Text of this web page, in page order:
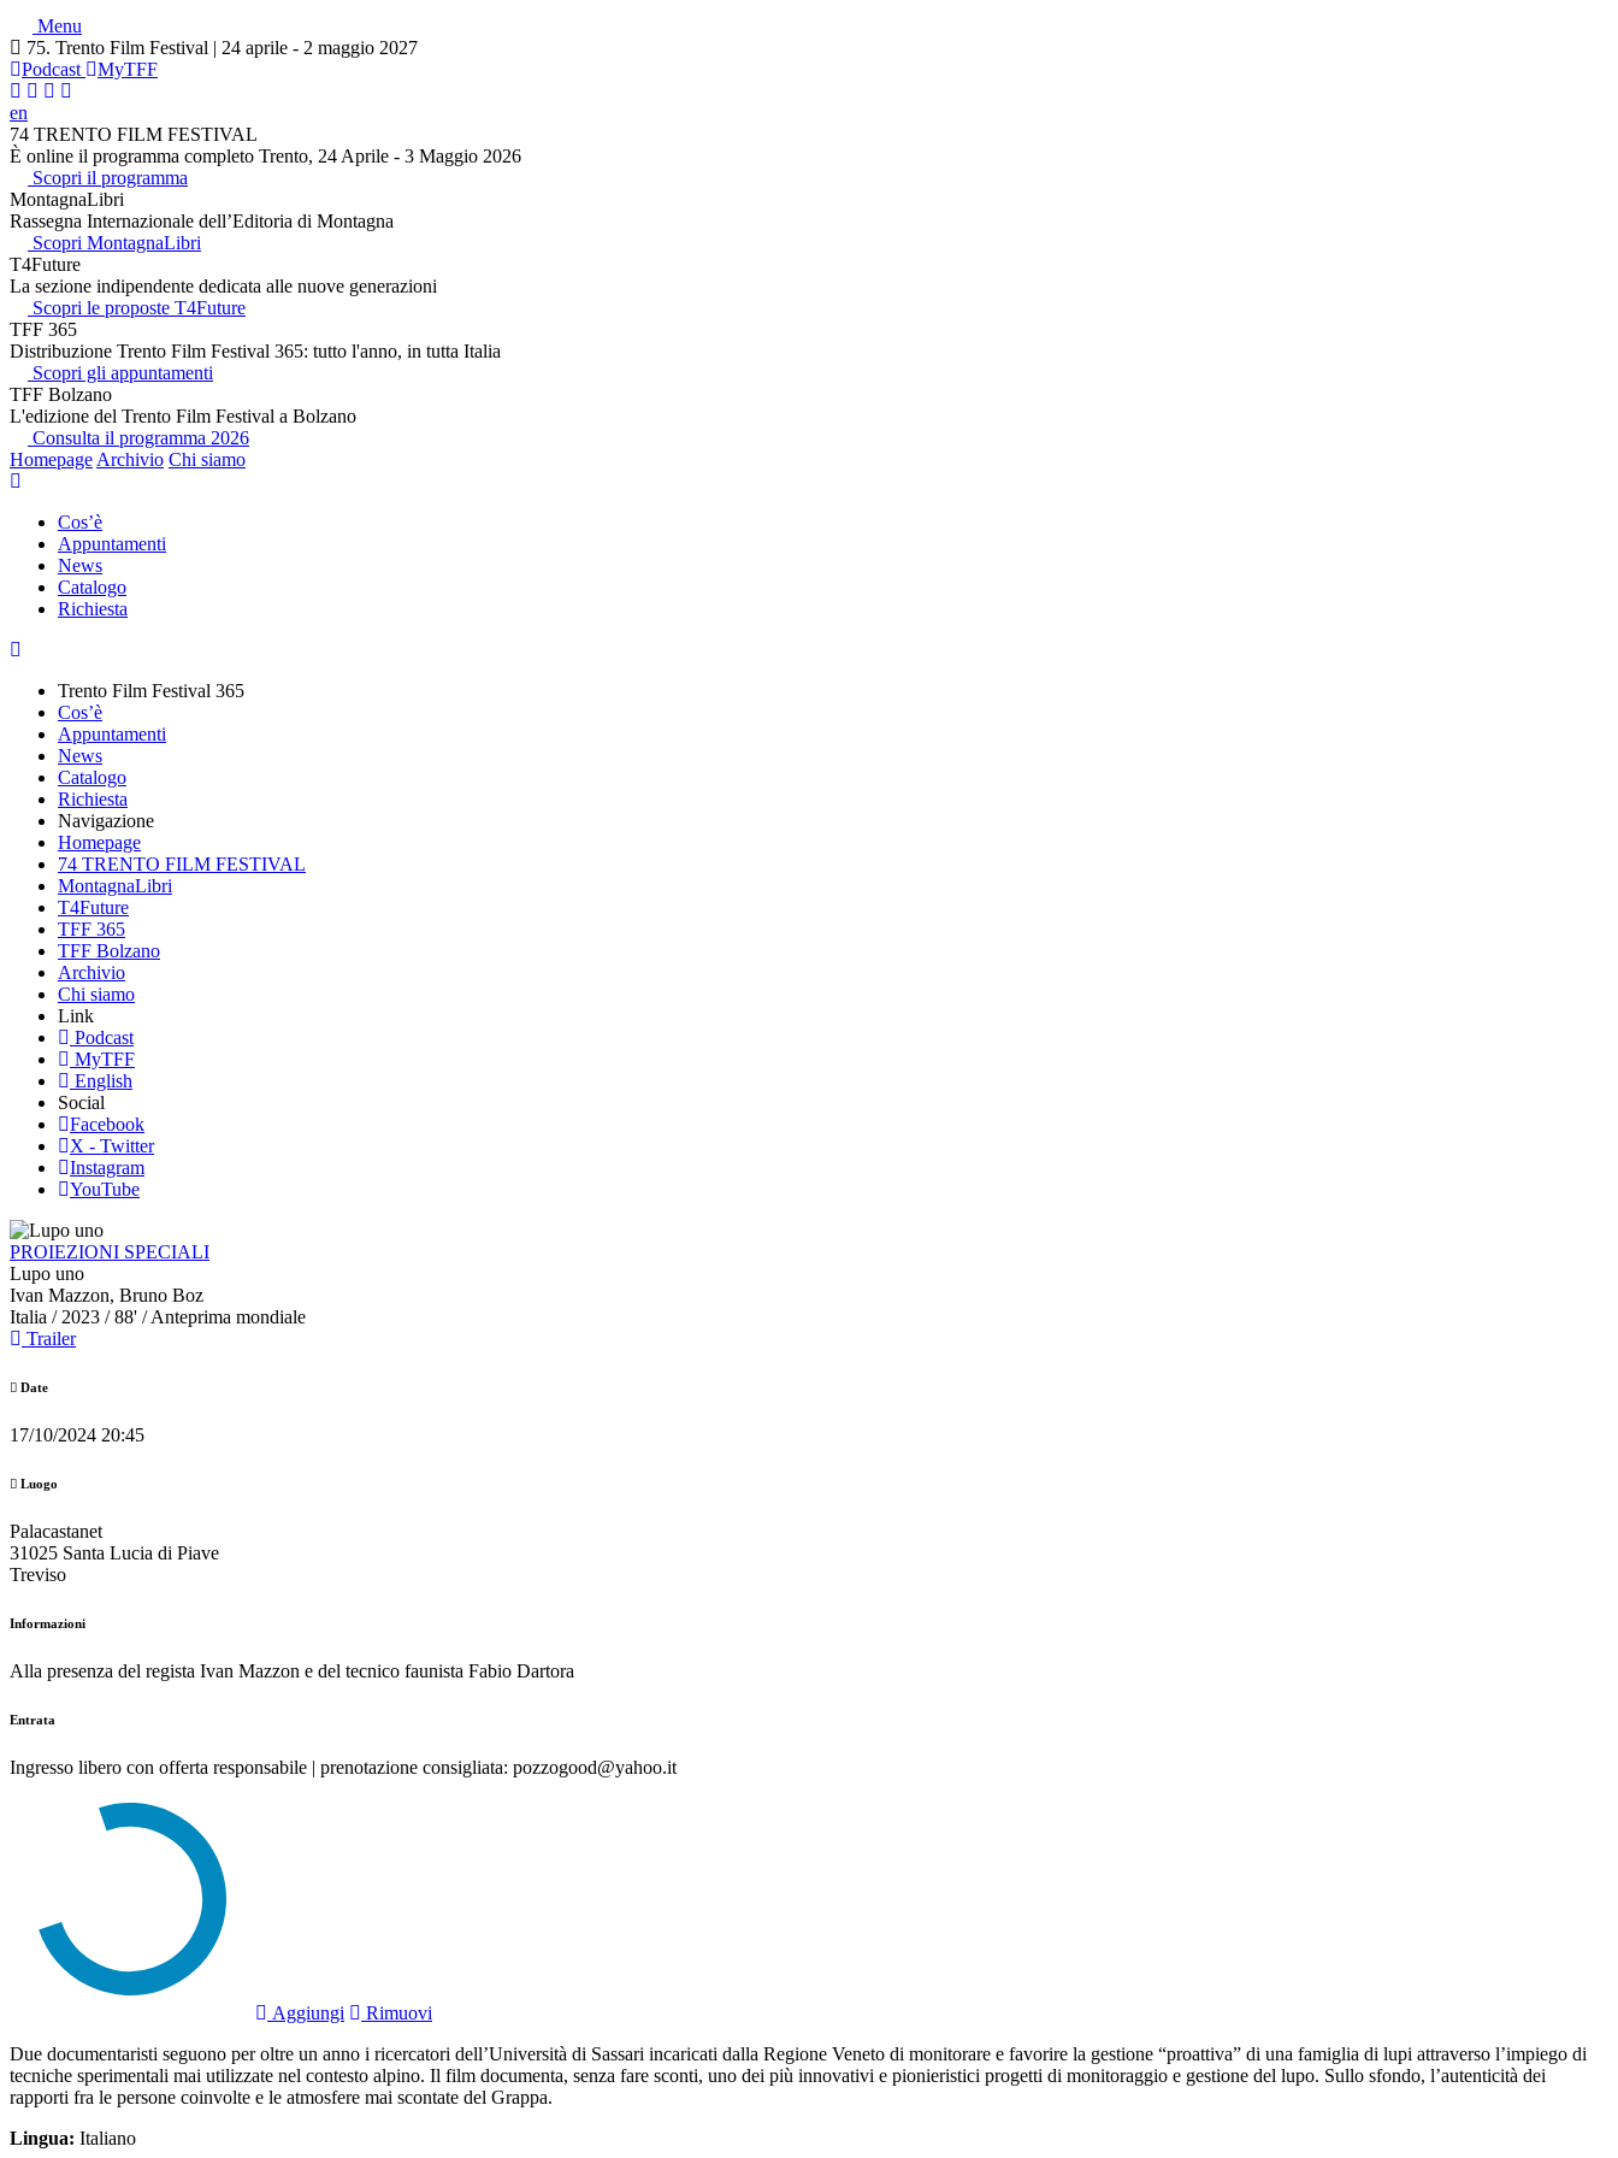
Menu
75. Trento Film Festival | 24 aprile - 2 maggio 2027
Podcast
MyTFF
en
74 TRENTO FILM FESTIVAL
È online il programma completo Trento, 24 Aprile - 3 Maggio 2026
Scopri il programma
MontagnaLibri
Rassegna Internazionale dell’Editoria di Montagna
Scopri MontagnaLibri
T4Future
La sezione indipendente dedicata alle nuove generazioni
Scopri le proposte T4Future
TFF 365
Distribuzione Trento Film Festival 365: tutto l'anno, in tutta Italia
Scopri gli appuntamenti
TFF Bolzano
L'edizione del Trento Film Festival a Bolzano
Consulta il programma 2026
Homepage Archivio Chi siamo
Cos’è
Appuntamenti
News
Catalogo
Richiesta
Trento Film Festival 365
Cos’è
Appuntamenti
News
Catalogo
Richiesta
Navigazione
Homepage
74 TRENTO FILM FESTIVAL
MontagnaLibri
T4Future
TFF 365
TFF Bolzano
Archivio
Chi siamo
Link
Podcast
MyTFF
English
Social
Facebook
X - Twitter
Instagram
YouTube
PROIEZIONI SPECIALI
Lupo uno
Ivan Mazzon, Bruno Boz
Italia / 2023 / 88' / Anteprima mondiale
Trailer
Date
17/10/2024 20:45
Luogo
Palacastanet
31025 Santa Lucia di Piave
Treviso
Informazioni
Alla presenza del regista Ivan Mazzon e del tecnico faunista Fabio Dartora
Entrata
Ingresso libero con offerta responsabile | prenotazione consigliata: pozzogood@yahoo.it
Aggiungi
Rimuovi
Due documentaristi seguono per oltre un anno i ricercatori dell’Università di Sassari incaricati dalla Regione Veneto di monitorare e favorire la gestione “proattiva” di una famiglia di lupi attraverso l’impiego di
tecniche sperimentali mai utilizzate nel contesto alpino. Il film documenta, senza fare sconti, uno dei più innovativi e pionieristici progetti di monitoraggio e gestione del lupo. Sullo sfondo, l’autenticità dei
rapporti fra le persone coinvolte e le atmosfere mai scontate del Grappa.
Lingua: Italiano